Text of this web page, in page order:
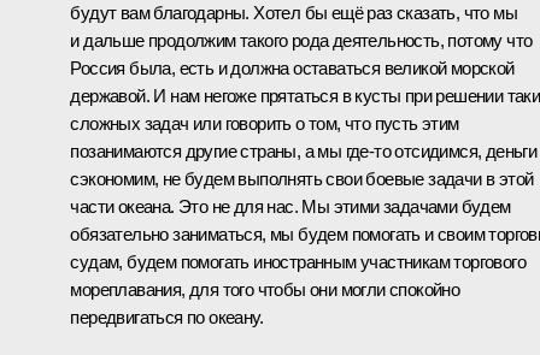
будут вам благодарны. Хотел бы ещё раз сказать, что мы
и дальше продолжим такого рода деятельность, потому что
Россия была, есть и должна оставаться великой морской
державой. И нам негоже прятаться в кусты при решении
сложных задач или говорить о том, что пусть этим
позанимаются другие страны, а мы где‑то отсидимся, деньги
сэкономим, не будем выполнять свои боевые задачи в этой
части океана. Это не для нас. Мы этими задачами будем
обязательно заниматься, мы будем помогать и своим
судам, будем помогать иностранным участникам торгового
мореплавания, для того чтобы они могли спокойно
передвигаться по океану.